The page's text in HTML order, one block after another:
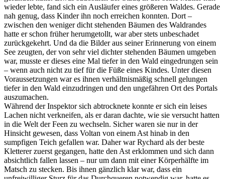
wieder lebte, fand sich ein Ausläufer eines größeren Waldes. Gerade
nah genug, dass Kinder ihn noch erreichen konnten. Dort –
zwischen den weniger dicht stehenden Bäumen des Waldrandes
hatte er schon früher herumgetollt, war aber stets unbeschadet
zurückgekehrt. Und da die Bilder aus seiner Erinnerung von einem
See zeugten, der von sehr viel dichter stehenden Bäumen umgeben
war, musste er dieses eine Mal tiefer in den Wald eingedrungen sein
– wenn auch nicht zu tief für die Füße eines Kindes. Unter diesen
Voraussetzungen war es ihnen verhältnismäßig schnell gelungen
tiefer in den Wald einzudringen und den ungefähren Ort des Portals
auszumachen.
Während der Inspektor sich abtrocknete konnte er sich ein leises
Lachen nicht verkneifen, als er daran dachte, wie sie versucht hatten
in die Welt der Feen zu wechseln. Sicher waren sie nur in der
Hinsicht gewesen, dass Voltan von einem Ast hinab in den
sumpfigen Teich gefallen war. Daher war Rychard als der beste
Kletterer zuerst gegangen, hatte den Ast erklommen und sich dann
absichtlich fallen lassen – nur um dann mit einer Körperhälfte im
Matsch zu stecken. Bis ihnen gänzlich klar war, dass ein